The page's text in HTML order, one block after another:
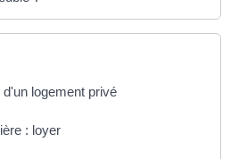
logement privé
: loyer